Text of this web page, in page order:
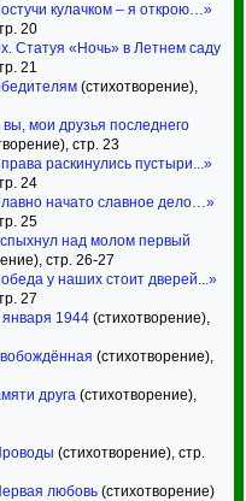
кулачком – я открою…»
20
Статуя «Ночь» в Летнем саду
21
(стихотворение),
мои друзья последнего
стр. 23
раскинулись пустыри...»
24
начато славное дело…»
25
над молом первый
стр. 26-27
у наших стоит дверей...»
27
1944 (стихотворение),
(стихотворение),
друга (стихотворение),
(стихотворение), стр.
любовь (стихотворение)